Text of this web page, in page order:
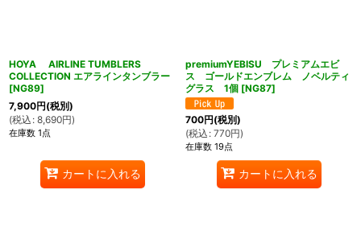
HOYA AIRLINE TUMBLERS
COLLECTION エアラインタンブラー
[NG89]
7,900円(税別)
(税込 : 8,690円)
在庫数 1点
カートに入れる
premiumYEBISU プレミアムエビ
ス ゴールドエンブレム ノベルティ
グラス 1個 [NG87]
700円(税別)
(税込 : 770円)
在庫数 19点
カートに入れる